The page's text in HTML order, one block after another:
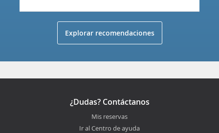
Explorar recomendaciones
¿Dudas? Contáctanos
Mis reservas
Ir al Centro de ayuda